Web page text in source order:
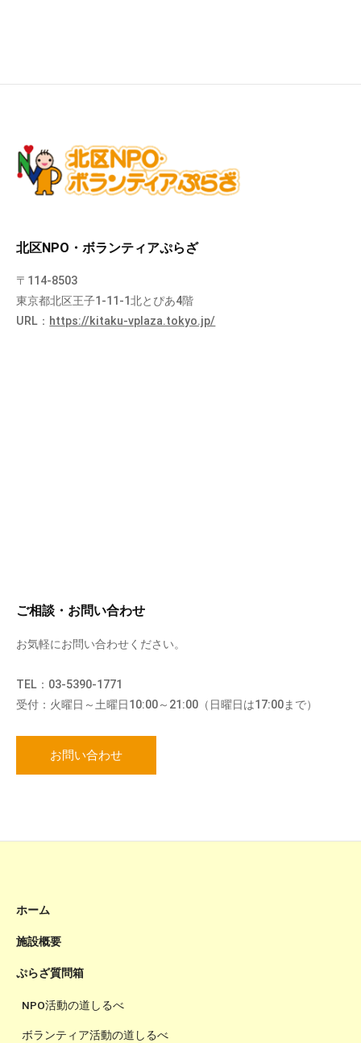
北区NPO・ボランティアぷらざ
〒114-8503
東京都北区王子1-11-1北とぴあ4階
URL： https://kitaku-vplaza.tokyo.jp/
ご相談・お問い合わせ
お気軽にお問い合わせください。
TEL：03-5390-1771
受付：火曜日～土曜日10:00～21:00（日曜日は17:00まで）
お問い合わせ
ホーム
施設概要
ぷらざ質問箱
NPO活動の道しるべ
ボランティア活動の道しるべ